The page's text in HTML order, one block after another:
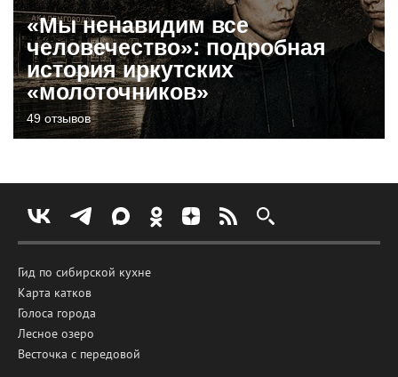
«Мы ненавидим все
человечество»: подробная
история иркутских
«молоточников»
49 отзывов
Гид по сибирской кухне
Карта катков
Голоса города
Лесное озеро
Весточка с передовой